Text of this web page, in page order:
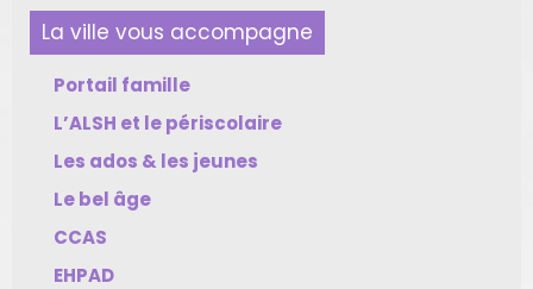
La ville vous accompagne
Portail famille
L’ALSH et le périscolaire
Les ados & les jeunes
Le bel âge
CCAS
EHPAD